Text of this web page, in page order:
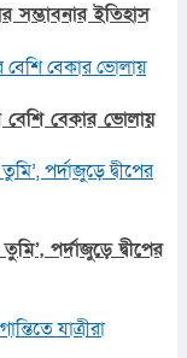
সম্ভাবনার ইতিহাস
বেশি বেকার ভোলায়
পর্দাজুড়ে দ্বীপের